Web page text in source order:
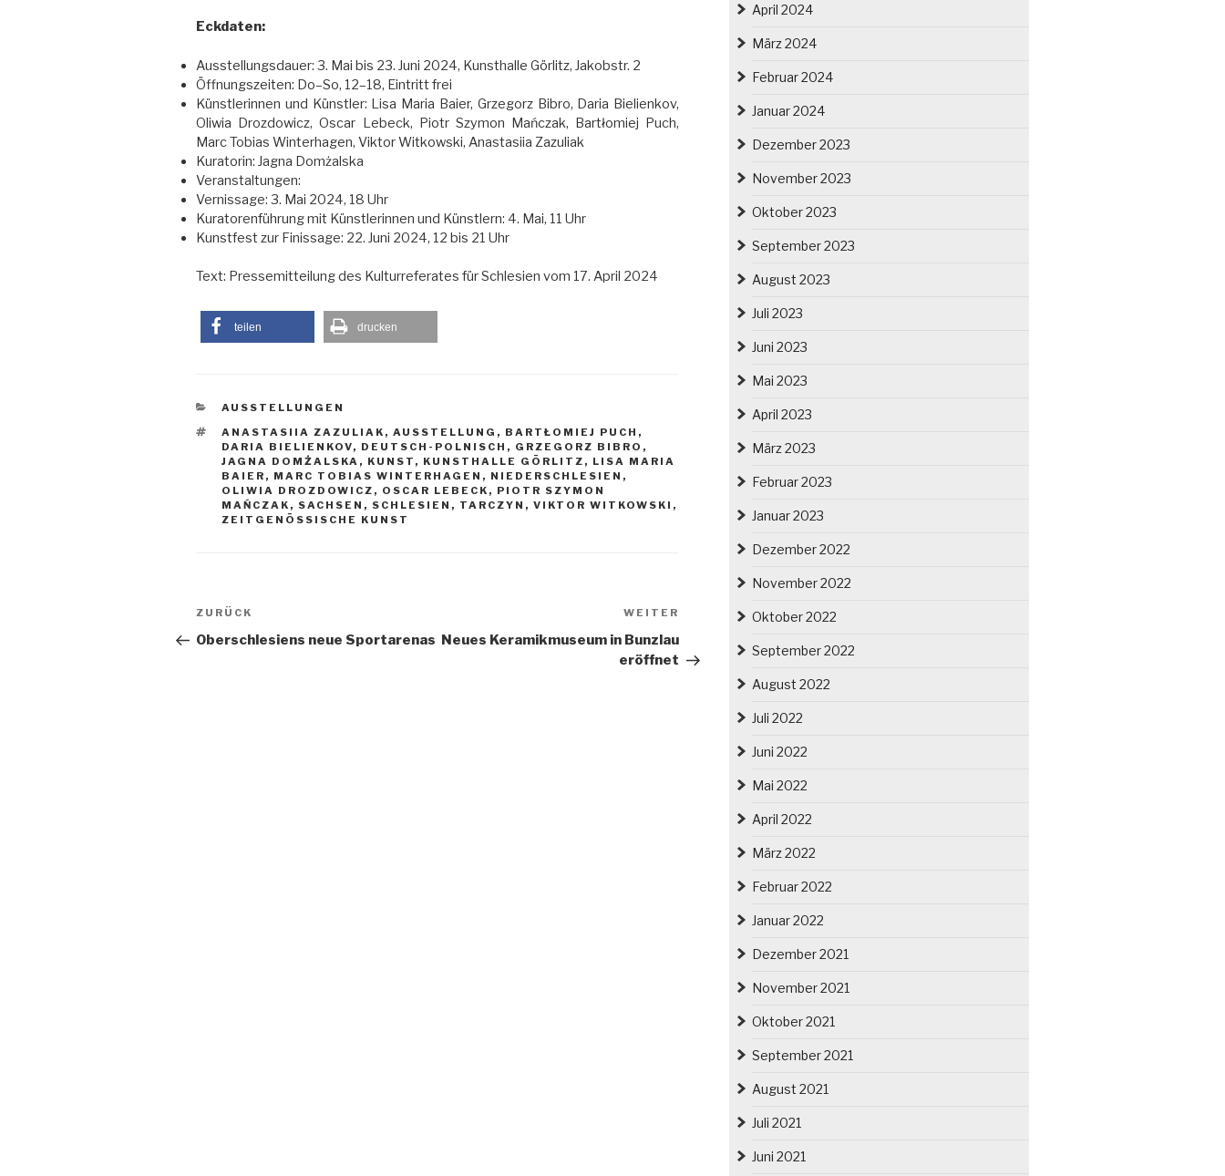
Eckdaten:
Ausstellungsdauer: 3. Mai bis 23. Juni 2024, Kunsthalle Görlitz, Jakobstr. 2
Öffnungszeiten: Do–So, 12–18, Eintritt frei
Künstlerinnen und Künstler: Lisa Maria Baier, Grzegorz Bibro, Daria Bielienkov,
Oliwia Drozdowicz, Oscar Lebeck, Piotr Szymon Mańczak, Bartłomiej Puch,
Marc Tobias Winterhagen, Viktor Witkowski, Anastasiia Zazuliak
Kuratorin: Jagna Domżalska
Veranstaltungen:
Vernissage: 3. Mai 2024, 18 Uhr
Kuratorenführung mit Künstlerinnen und Künstlern: 4. Mai, 11 Uhr
Kunstfest zur Finissage: 22. Juni 2024, 12 bis 21 Uhr
Text: Pressemitteilung des Kulturreferates für Schlesien vom 17. April 2024
teilen drucken
KATEGORIEN
AUSSTELLUNGEN
SCHLAGWÖRTER
ANASTASIIA ZAZULIAK , AUSSTELLUNG , BARTŁOMIEJ PUCH ,
DARIA BIELIENKOV, DEUTSCH-POLNISCH , GRZEGORZ BIBRO ,
JAGNA DOMŻALSKA , KUNST , KUNSTHALLE GÖRLITZ , LISA MARIA
BAIER , MARC TOBIAS WINTERHAGEN , NIEDERSCHLESIEN ,
OLIWIA DROZDOWICZ , OSCAR LEBECK , PIOTR SZYMON
MAŃCZAK , SACHSEN , SCHLESIEN , TARCZYN , VIKTOR WITKOWSKI ,
ZEITGENÖSSISCHE KUNST
Beitragsnavigation
Vorheriger
Beitrag
ZURÜCK
Oberschlesiens neue Sportarenas
Nächster
WEITER
Neues Keramikmuseum in Bunzlau
eröffnet
April 2024
März 2024
Februar 2024
Januar 2024
Dezember 2023
November 2023
Oktober 2023
September 2023
August 2023
Juli 2023
Juni 2023
Mai 2023
April 2023
März 2023
Februar 2023
Januar 2023
Dezember 2022
November 2022
Oktober 2022
September 2022
August 2022
Juli 2022
Juni 2022
Mai 2022
April 2022
März 2022
Februar 2022
Januar 2022
Dezember 2021
November 2021
Oktober 2021
September 2021
August 2021
Juli 2021
Juni 2021